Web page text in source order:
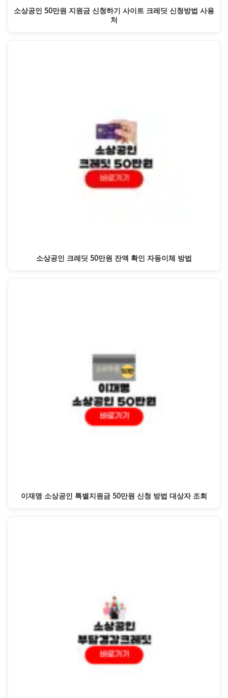
소상공인 50만원 지원금 신청하기 사이트 크레딧 신청방법 사용
처
소상공인 크레딧 50만원 잔액 확인 자동이체 방법
이재명 소상공인 특별지원금 50만원 신청 방법 대상자 조회